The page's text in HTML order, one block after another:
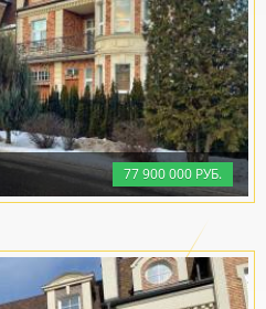
77900000 РУБ.